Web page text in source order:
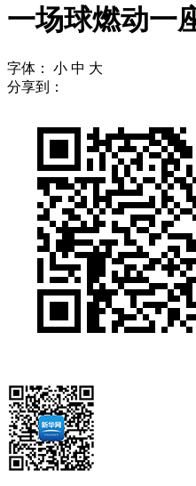
一场球燃动一
字体： 小 中 大
分享到：